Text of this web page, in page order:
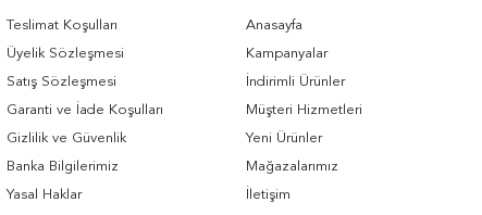
Teslimat Koşulları
Üyelik Sözleşmesi
Satış Sözleşmesi
Garanti ve İade Koşulları
Gizlilik ve Güvenlik
Banka Bilgilerimiz
Yasal Haklar
Anasayfa
Kampanyalar
İndirimli Ürünler
Müşteri Hizmetleri
Yeni Ürünler
Mağazalarımız
İletişim